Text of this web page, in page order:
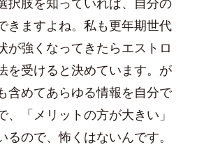
きますよね。私も更年期世代
が強くなってきたらエストロ
を受けると決めています。が
含めてあらゆる情報を自分で
、「メリットの方が大きい」
るので、怖くはないんです。